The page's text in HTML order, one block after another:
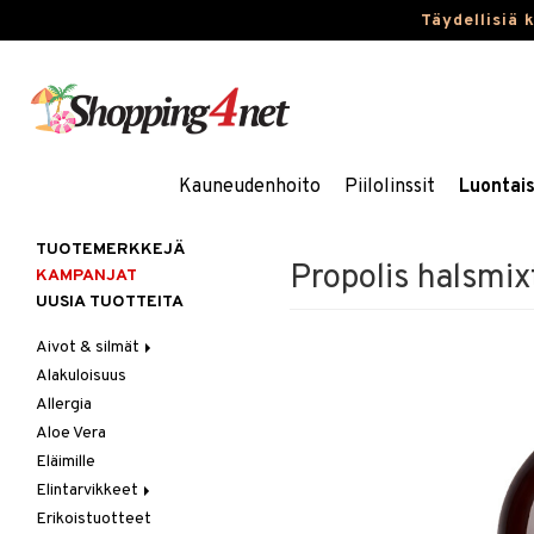
Täydellisiä
Kauneudenhoito Piilolinssit
Propolis
TUOTEMERKKEJÄ
KAMPANJAT
UUSIA TUOTTEITA
Aivot & silmät
Muisti
Rasvahapot
Silmät
Alakuloisuus
Allergia
Aloe Vera
Eläimille
Elintarvikkeet
Hedelmät & pähkinät
Erikoistuotteet